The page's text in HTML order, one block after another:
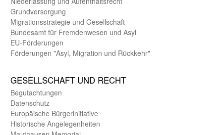
Grund­versorgung
Migrations­strategie und Gesell­schaft
Bundes­amt für Fremden­wesen und Asyl
EU-Förde­rungen
Förderungen "Asyl, Migration und Rückkehr"
GE­SELL­SCHAFT UND RECHT
Begut­achtungen
Daten­schutz
Europäische Bürger­initiative
Historische Angelegen­heiten